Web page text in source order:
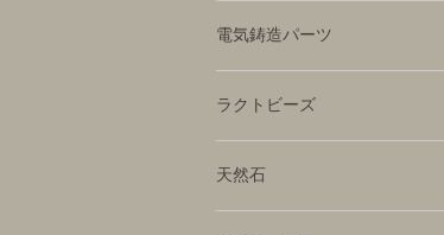
電気鋳造パーツ
ラクトビーズ
天然石